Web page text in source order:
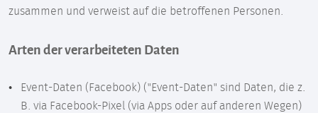
zusammen und verweist auf die betroffenen Personen.
Arten der verarbeiteten Daten
Event-Daten (Facebook) ("Event-Daten" sind Daten, die z.
B. via Facebook-Pixel (via Apps oder auf anderen Wegen)